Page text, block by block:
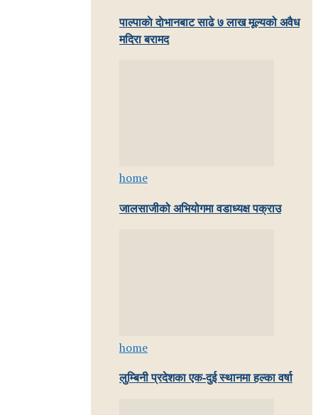
पाल्पाकाे दाेभानबाट साढे ७ लाख मूल्यको अवैध
मदिरा बरामद
home
जालसाजीको अभियोगमा वडाध्यक्ष पक्राउ
home
लुम्बिनी प्रदेशका एक-दुई स्थानमा हल्का वर्षा